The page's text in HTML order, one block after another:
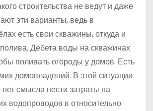
строительства не ведут и даже
эти варианты, ведь в
есть свои скважины, откуда и
Дебета воды на скважинах
поливать огороды у домов. Есть
домовладений. В этой ситуации
нет смысла нести затраты на
водопроводов в относительно